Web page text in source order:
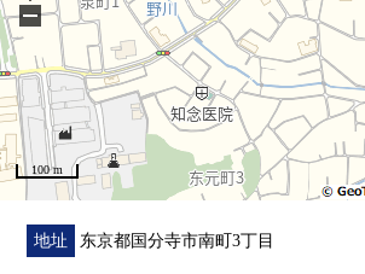
100 m
−
地址 东京都国分寺市南町3丁目